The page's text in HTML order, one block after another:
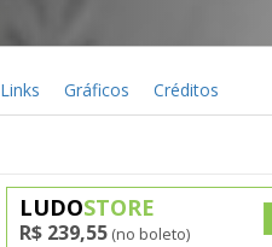
Links Gráficos Créditos
LUDOSTORE
R$ 239,55 (no boleto)